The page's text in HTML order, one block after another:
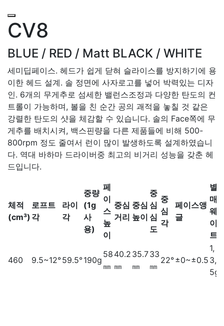
CV8
BLUE / RED / Matt BLACK / WHITE
세미딥페이스. 헤드가 쉽게 닫혀 슬라이스를 방지하기에 용
이한 헤드 설계. 솔 정면에 사자로고를 넣어 박력있는 디자
인. 6개의 무게추로 섬세한 밸런스조정과 다양한 탄도의 컨
트롤이 가능하며, 볼을 친 순간 공의 괘적을 놓칠 것 같은
강렬한 탄도의 샷을 체감할 수 있습니다. 솔의 Face쪽에 무
게추를 배치시켜, 백스핀량을 다른 제품들에 비해 500-
800rpm 정도 줄여서 런이 많이 발생하도록 설계하였습니
다. 역대 바하마 드라이버중 최고의 비거리 성능을 갖춘 헤
드입니다.
체적
(cm³)
로프트
각
라이
각
중량
(1g
사
용)
페
이
스
높
이
중심
거리
중심
높이
중
심
심
도
중
심
각
페이스앵
글
별
매
웨
이
트
460 9.5~12°59.5°190g
58
㎜
40.2
㎜
35.7
㎜
33
㎜
22°±0~±0.5
1,
3,
5g